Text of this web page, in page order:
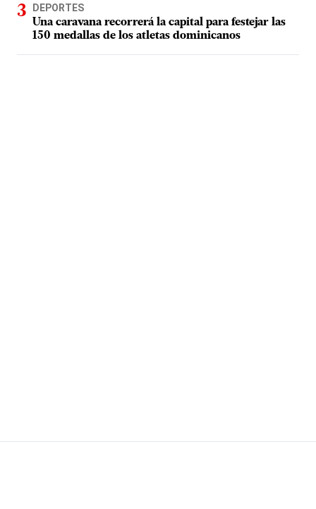
DEPORTES
Una caravana recorrerá la capital para festejar las
150 medallas de los atletas dominicanos